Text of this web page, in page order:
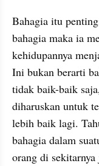
Bahagia itu
bahagia maka ia
kehidupannya
Ini bukan berarti
tidak baik-baik
diharuskan untuk
lebih baik lagi.
bahagia dalam
orang di